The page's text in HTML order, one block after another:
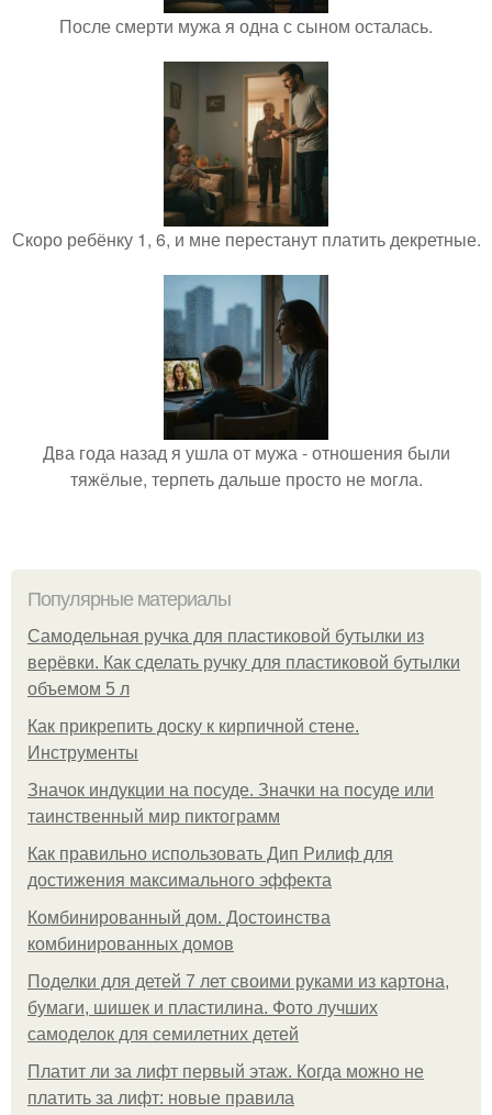
После смерти мужа я одна с сыном осталась.
Скоро ребёнку 1, 6, и мне перестанут платить декретные.
Два года назад я ушла от мужа - отношения были
тяжёлые, терпеть дальше просто не могла.
Популярные материалы
Самодельная ручка для пластиковой бутылки из
верёвки. Как сделать ручку для пластиковой бутылки
объемом 5 л
Как прикрепить доску к кирпичной стене.
Инструменты
Значок индукции на посуде. Значки на посуде или
таинственный мир пиктограмм
Как правильно использовать Дип Рилиф для
достижения максимального эффекта
Комбинированный дом. Достоинства
комбинированных домов
Поделки для детей 7 лет своими руками из картона,
бумаги, шишек и пластилина. Фото лучших
самоделок для семилетних детей
Платит ли за лифт первый этаж. Когда можно не
платить за лифт: новые правила